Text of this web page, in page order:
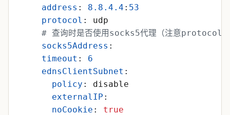
address : 8.8 .4 .4 : 53
protocol :
udp
# 查询时是否使用socks5代理（注意protocol
socks5Address :
timeout :
6
ednsClientSubnet :
policy :
disable
externalIP :
noCookie :
true